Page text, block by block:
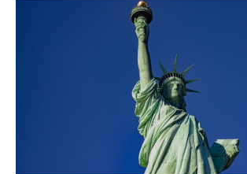
Congrès 2020